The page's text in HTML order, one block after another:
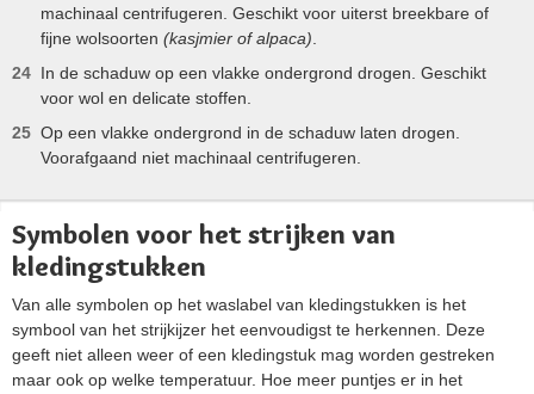
machinaal centrifugeren. Geschikt voor uiterst breekbare of
fijne wolsoorten (kasjmier of alpaca).
In de schaduw op een vlakke ondergrond drogen. Geschikt
voor wol en delicate stoffen.
Op een vlakke ondergrond in de schaduw laten drogen.
Voorafgaand niet machinaal centrifugeren.
Symbolen voor het strijken van
kledingstukken
Van alle symbolen op het waslabel van kledingstukken is het
symbool van het strijkijzer het eenvoudigst te herkennen. Deze
geeft niet alleen weer of een kledingstuk mag worden gestreken
maar ook op welke temperatuur. Hoe meer puntjes er in het